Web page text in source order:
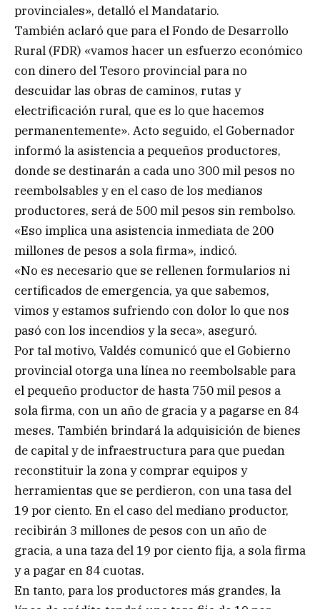
provinciales», detalló el Mandatario.
También aclaró que para el Fondo de Desarrollo
Rural (FDR) «vamos hacer un esfuerzo económico
con dinero del Tesoro provincial para no
descuidar las obras de caminos, rutas y
electrificación rural, que es lo que hacemos
permanentemente». Acto seguido, el Gobernador
informó la asistencia a pequeños productores,
donde se destinarán a cada uno 300 mil pesos no
reembolsables y en el caso de los medianos
productores, será de 500 mil pesos sin rembolso.
«Eso implica una asistencia inmediata de 200
millones de pesos a sola firma», indicó.
«No es necesario que se rellenen formularios ni
certificados de emergencia, ya que sabemos,
vimos y estamos sufriendo con dolor lo que nos
pasó con los incendios y la seca», aseguró.
Por tal motivo, Valdés comunicó que el Gobierno
provincial otorga una línea no reembolsable para
el pequeño productor de hasta 750 mil pesos a
sola firma, con un año de gracia y a pagarse en 84
meses. También brindará la adquisición de bienes
de capital y de infraestructura para que puedan
reconstituir la zona y comprar equipos y
herramientas que se perdieron, con una tasa del
19 por ciento. En el caso del mediano productor,
recibirán 3 millones de pesos con un año de
gracia, a una taza del 19 por ciento fija, a sola firma
y a pagar en 84 cuotas.
En tanto, para los productores más grandes, la